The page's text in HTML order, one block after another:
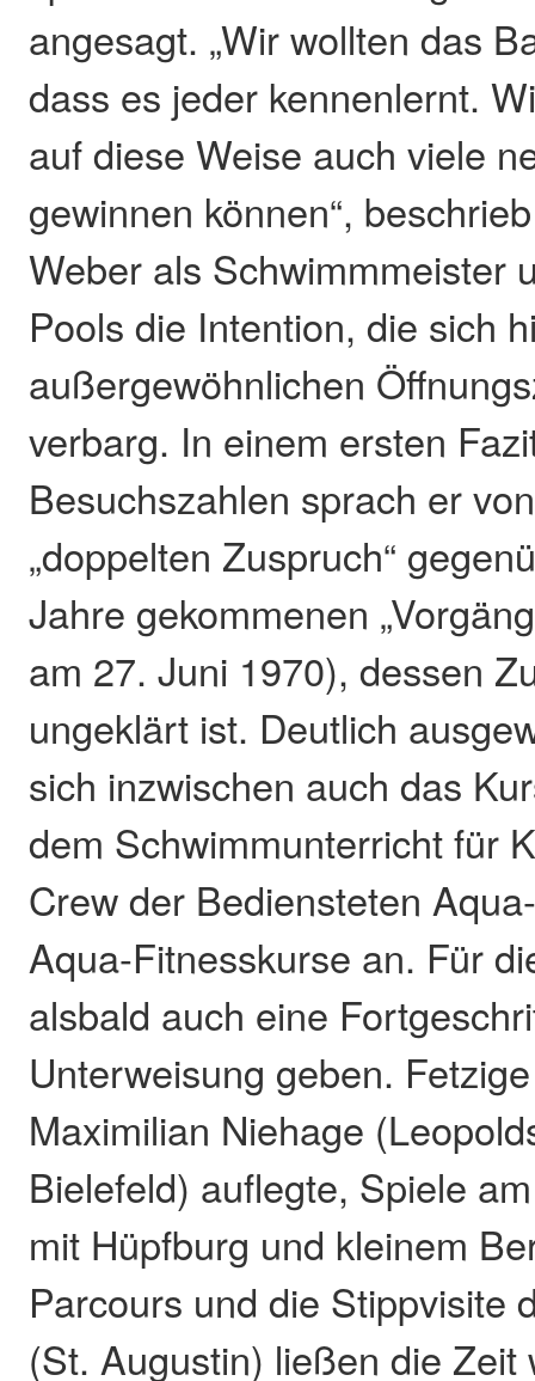
angesagt. „Wir wollten das
dass es jeder kennenlernt.
auf diese Weise auch viele
gewinnen können“,
Weber als Schwimmmeister
Pools die Intention, die sich
außergewöhnlichen
verbarg. In einem ersten
Besuchszahlen sprach er
„doppelten Zuspruch“
Jahre gekommenen
am 27. Juni 1970), dessen
ungeklärt ist. Deutlich
sich inzwischen auch das
dem Schwimmunterricht für
Crew der Bediensteten
Aqua-Fitnesskurse an. Für
alsbald auch eine
Unterweisung geben.
Maximilian Niehage
Bielefeld) auflegte, Spiele
mit Hüpfburg und kleinem
Parcours und die Stippvisite
(St. Augustin) ließen die Zeit